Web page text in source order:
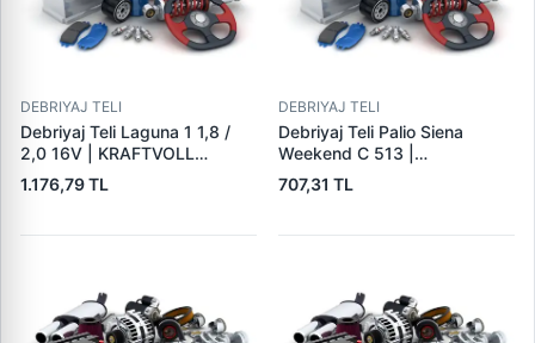
DEBRIYAJ TELI
Debriyaj Teli Laguna 1 1,8 /
2,0 16V | KRAFTVOLL
01090061 | OEM
7700432383 7700428748
1.176,79 TL
DEBRIYAJ TELI
Debriyaj Teli Palio Siena
Weekend C 513 |
KRAFTVOLL 01090114 | OEM
46522370
707,31 TL